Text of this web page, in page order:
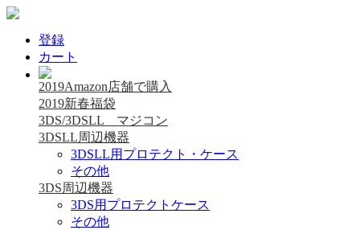
登録
カート
2019Amazon店舗で購入
2019新春福袋
3DS/3DSLL マジコン
3DSLL周辺機器
3DSLL用プロテクト・ケース
その他
3DS周辺機器
3DS用プロテクトケース
その他